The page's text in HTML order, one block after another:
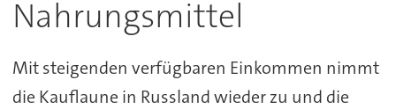
Nahrungsmittel
Mit steigenden verfügbaren Einkommen nimmt
die Kauflaune in Russland wieder zu und die